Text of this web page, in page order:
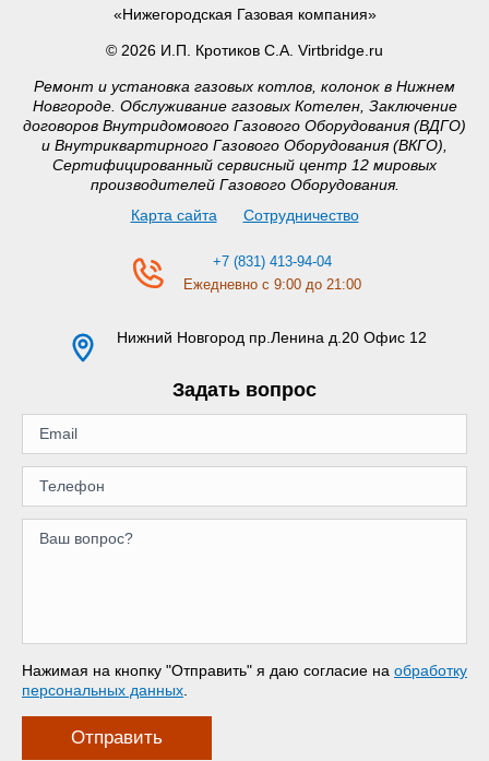
«Нижегородская Газовая компания»
© 2026 И.П. Кротиков С.А. Virtbridge.ru
Ремонт и установка газовых котлов, колонок в Нижнем
Новгороде. Обслуживание газовых Котелен, Заключение
договоров Внутридомового Газового Оборудования (ВДГО)
и Внутриквартирного Газового Оборудования (ВКГО),
Сертифицированный сервисный центр 12 мировых
производителей Газового Оборудования.
Карта сайта
Сотрудничество
+7 (831) 413-94-04
Ежедневно с 9:00 до 21:00
Нижний Новгород пр.Ленина д.20 Офис 12
Задать вопрос
Нажимая на кнопку "Отправить" я даю согласие на обработку
персональных данных
Отправить